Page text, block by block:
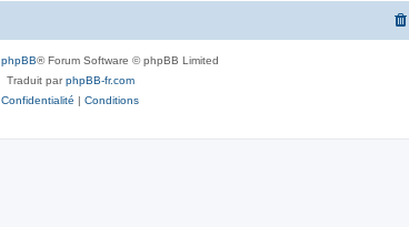
phpBB® Forum Software © phpBB Limited
Traduit parphpBB-fr.com
Confidentialité | Conditions